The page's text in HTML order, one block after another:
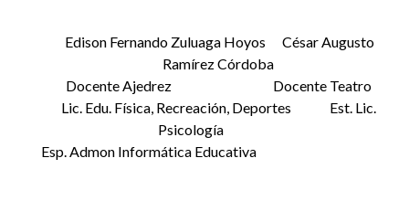
Edison Fernando Zuluaga Hoyos César Augusto
Ramírez Córdoba
Docente Ajedrez Docente Teatro
Lic. Edu. Física, Recreación, Deportes Est. Lic.
Psicología
Esp. Admon Informática Educativa